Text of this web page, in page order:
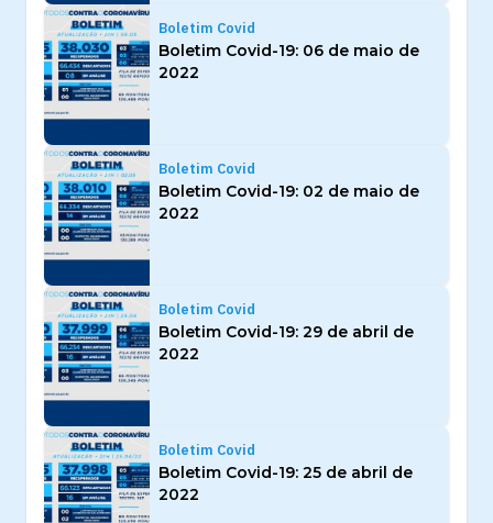
Boletim Covid
Boletim Covid-19: 06 de maio de
2022
Boletim Covid
Boletim Covid-19: 02 de maio de
2022
Boletim Covid
Boletim Covid-19: 29 de abril de
2022
Boletim Covid
Boletim Covid-19: 25 de abril de
2022